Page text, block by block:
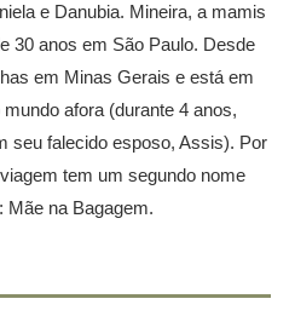
e Danubia. Mineira, a mamis
30 anos em São Paulo. Desde
em Minas Gerais e está em
afora (durante 4 anos,
seu falecido esposo, Assis). Por
tem um segundo nome
Mãe na Bagagem.